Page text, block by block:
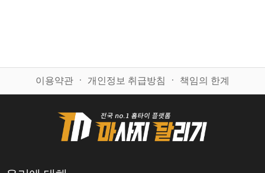
이용약관 ㆍ 개인정보 취급방침 ㆍ 책임의 한계